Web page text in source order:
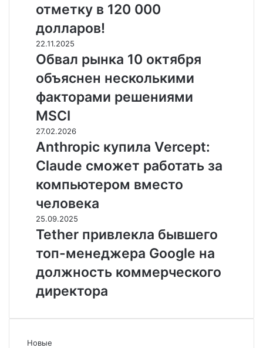
не
начнется,
пока
биткоин
не
превысит
отметку
в
120
000
отметку в 120 000
долларов!
Обвал
рынка
10
октября
объяснен
несколькими
факторами
решениями
MSCI
22.11.2025
Обвал рынка 10 октября
объяснен несколькими
факторами решениями
MSCI
Anthropic
купила
Vercept:
Claude
сможет
работать
за
компьютером
вместо
человека
27.02.2026
Anthropic купила Vercept:
Claude сможет работать за
компьютером вместо
человека
Tether
привлекла
бывшего
топ-
менеджера
Google
на
коммерческого
25.09.2025
Tether привлекла бывшего
топ-менеджера Google на
должность коммерческого
директора
Новые